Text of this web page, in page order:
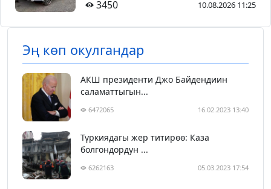
3450
10.08.2026 11:25
Эң көп окулгандар
АКШ президенти Джо Байдендиин
саламаттыгын...
6472065 16.02.2023 13:40
Түркиядагы жер титирөө: Каза
болгондордун ...
6262163 05.03.2023 17:54